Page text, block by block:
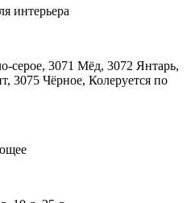
интерьера
серое, 3071 Мёд, 3072 Янтарь,
3075 Чёрное, Колеруется по